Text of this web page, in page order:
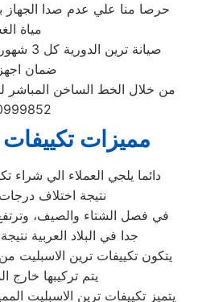
حرصا منا علي عدم صدا الجهاز
مياة
صيانة
ضمان
من خلال الخط الساخن المباشر
مميزات
دائما يلجي العملاء الي شراء
نتيجة اختلاف
في فصل الشتاء والصيف،
جدا في البلاد العربية
يتكون تكييفات ترين الاسبليت
يتم تركيبها خارج
يتميز تكييفات ترين الاسبليت